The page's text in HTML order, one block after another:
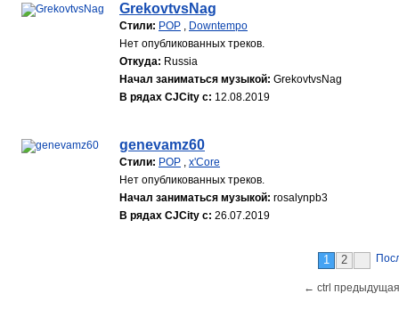
GrekovtvsNag
Стили: POP , Downtempo
Нет опубликованных треков.
Откуда: Russia
Начал заниматься музыкой: GrekovtvsNag
В рядах CJCity с: 12.08.2019
genevamz60
Стили: POP , x'Core
Нет опубликованных треков.
Начал заниматься музыкой: rosalynpb3
В рядах CJCity с: 26.07.2019
1 2
← ctrl